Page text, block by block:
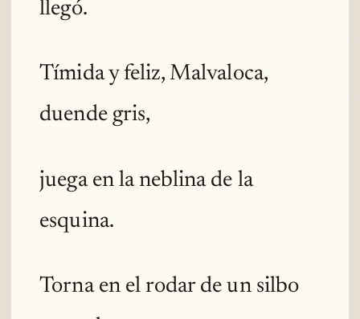
llegó.
Tímida y feliz, Malvaloca,
duende gris,
juega en la neblina de la
esquina.
Torna en el rodar de un silbo